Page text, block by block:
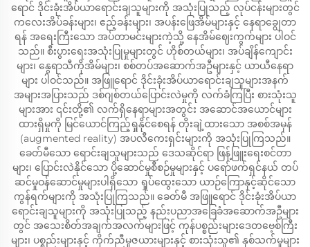
ရောင် ဒိုင်းခုံးအိပ်ယာရောင်းချသူများကို အသုံးပြုသည့် လုပ်ငန်းများတွင်
ကလေးအိပ်ခန်းများ၊ ဧည့်ခန်းများ၊ အပန်းဖြေအိမ်များနှင့် နေရာချွေတာ
ရန် အရေးကြီးသော အပ်တာမင်းများကဲ့သို့ နေအိမ်ဈေးကွက်များ ပါဝင်
သည်။ စီးပွားရေးအသုံးပြုမှုများတွင် ဟိုစ်တယ်များ၊ အပ်ချိန်ကျောင်း
များ၊ နွေရာသီကိုအိမ်များ၊ စစ်တပ်အဆောက်အဦများနှင့် ယာယီနေရာ
များ ပါဝင်သည်။ အဖြူရောင် ဒိုင်းခုံးအိပ်ယာရောင်းချသူများအနက်
အများအပြားသည် ဒစ်ဂျစ်တယ်ပြောင်းလဲမှုကို လက်ခံကြပြီး စားသုံးသူ
များအား ၎င်းတို့၏ လက်ရှိနေရာများအတွင်း အဆောင်အယောင်များ
ထားရှိမှုကို မြင်ယောင်ကြည့်ရှုနိုင်စေရန် တိုးချဲ့ထားသော အစစ်အမှန်
(augmented reality) အပလီကေးရှင်းများကို အသုံးပြုကြသည်။
ခေတ်မီသော ရောင်းချသူများသည် ဒေသဆိုင်ရာ ဖြန့်ဖြူးရေးစင်တာ
များ၊ ပြောင်းလဲနိုင်သော ပို့ဆောင်မှုစီစဉ်မှုများနှင့် ပရော်ဖက်ရှင်နယ် တပ်
ဆင်မှုဝန်ဆောင်မှုများပါရှိသော ရှုပ်ထွေးသော ယာဉ်ကြောနှင့်ဆိုင်သော
ကွန်ရက်များကို အသုံးပြုကြသည်။ ခေတ်မီ အဖြူရောင် ဒိုင်းခုံးအိပ်ယာ
ရောင်းချသူများကို အသုံးပြုသည့် နည်းပညာအခြေခံအဆောက်အဦများ
တွင် အသေးစိတ်အချက်အလက်များဖြင့် ကုန်ပစ္စည်းများဒေတဗေ့စ်ကြီး
များ၊ ပစ္စည်းများနှင့် ကိုက်ညီမှုဇယားများနှင့် စားသုံးသူ၏ နှစ်သက်မှုများ